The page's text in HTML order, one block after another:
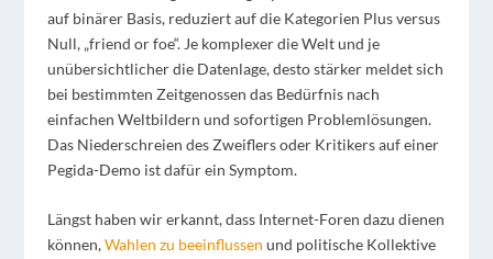
auf binärer Basis, reduziert auf die Kategorien Plus versus
Null, „friend or foe“. Je komplexer die Welt und je
unübersichtlicher die Datenlage, desto stärker meldet sich
bei bestimmten Zeitgenossen das Bedürfnis nach
einfachen Weltbildern und sofortigen Problemlösungen.
Das Niederschreien des Zweiflers oder Kritikers auf einer
Pegida-Demo ist dafür ein Symptom.
Längst haben wir erkannt, dass Internet-Foren dazu dienen
können,Wahlen zu beeinflussen und politische Kollektive